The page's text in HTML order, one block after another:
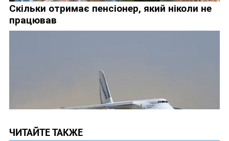
ЧИТАЙТЕ ТАКЖЕ